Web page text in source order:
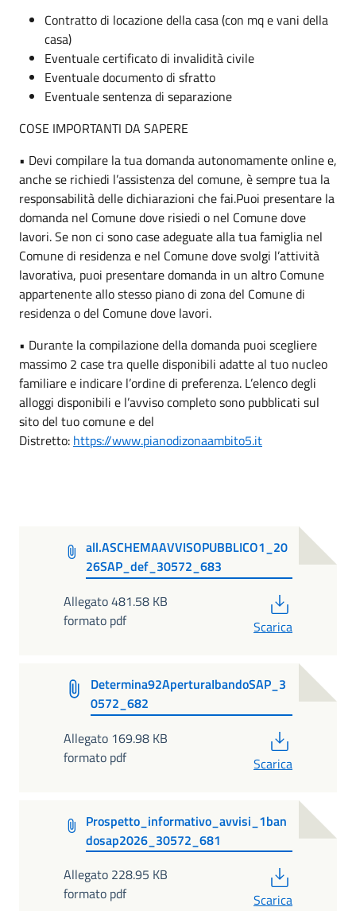
Contratto di locazione della casa (con mq e vani della
casa)
Eventuale certificato di invalidità civile
Eventuale documento di sfratto
Eventuale sentenza di separazione
COSE IMPORTANTI DA SAPERE
• Devi compilare la tua domanda autonomamente online e,
anche se richiedi l’assistenza del comune, è sempre tua la
responsabilità delle dichiarazioni che fai.Puoi presentare la
domanda nel Comune dove risiedi o nel Comune dove
lavori. Se non ci sono case adeguate alla tua famiglia nel
Comune di residenza e nel Comune dove svolgi l’attività
lavorativa, puoi presentare domanda in un altro Comune
appartenente allo stesso piano di zona del Comune di
residenza o del Comune dove lavori.
• Durante la compilazione della domanda puoi scegliere
massimo 2 case tra quelle disponibili adatte al tuo nucleo
familiare e indicare l’ordine di preferenza. L’elenco degli
alloggi disponibili e l’avviso completo sono pubblicati sul
sito del tuo comune e del
Distretto: https://www.pianodizonaambito5.it
all.ASCHEMAAVVISOPUBBLICO1_20
26SAP_def_30572_683
Allegato 481.58 KB
formato pdf
Scarica
Determina92AperturaIbandoSAP_3
0572_682
Allegato 169.98 KB
formato pdf
Scarica
Prospetto_informativo_avvisi_1ban
dosap2026_30572_681
Allegato 228.95 KB
formato pdf
Scarica